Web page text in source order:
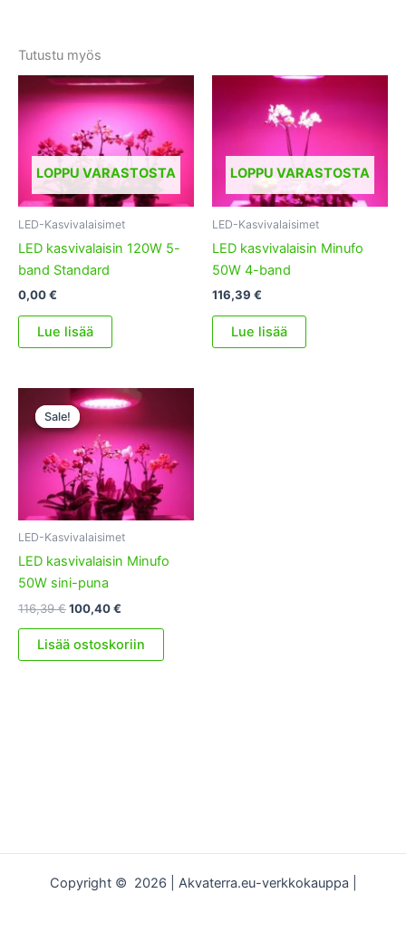
Tutustu myös
LOPPU VARASTOSTA
LED-Kasvivalaisimet
LED kasvivalaisin 120W 5-
band Standard
0,00€
Lue lisää
LOPPU VARASTOSTA
LED-Kasvivalaisimet
LED kasvivalaisin Minufo
50W 4-band
116,39 €
Lue lisää
Sale!
Sale!
LED-Kasvivalaisimet
LED kasvivalaisin Minufo
50W sini-puna
116,39€Alkuperäinen
oli:
116,39 €.
100,40€
on:
100,40 €.
Lisää ostoskoriin
Copyright © 2026 | Akvaterra.eu-verkkokauppa |